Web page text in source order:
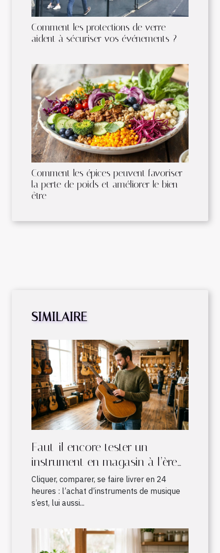
Comment les protections de verre
aident à sécuriser vos événements ?
Comment les épices peuvent favoriser
la perte de poids et améliorer le bien-
être
SIMILAIRE
Faut-il encore tester un
instrument en magasin à l’ère
du shopping en ligne ?
Cliquer, comparer, se faire livrer en 24
heures : l’achat d’instruments de musique
s’est, lui aussi...